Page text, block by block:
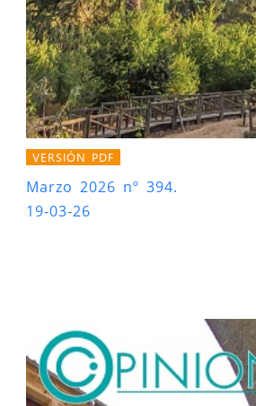
VERSIÓN PDF
Marzo 2026 nº 394.
19-03-26